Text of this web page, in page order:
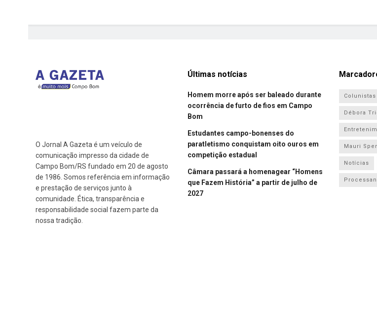
O Jornal A Gazeta é um veículo de
comunicação impresso da cidade de
Campo Bom/RS fundado em 20 de agosto
de 1986. Somos referência em informação
e prestação de serviços junto à
comunidade. Ética, transparência e
responsabilidade social fazem parte da
nossa tradição.
Últimas notícias
Homem morre após ser baleado durante
ocorrência de furto de fios em Campo
Bom
Estudantes campo-bonenses do
paratletismo conquistam oito ouros em
competição estadual
Câmara passará a homenagear “Homens
que Fazem História” a partir de julho de
2027
Colunistas
Débora
Mauri
Notícias